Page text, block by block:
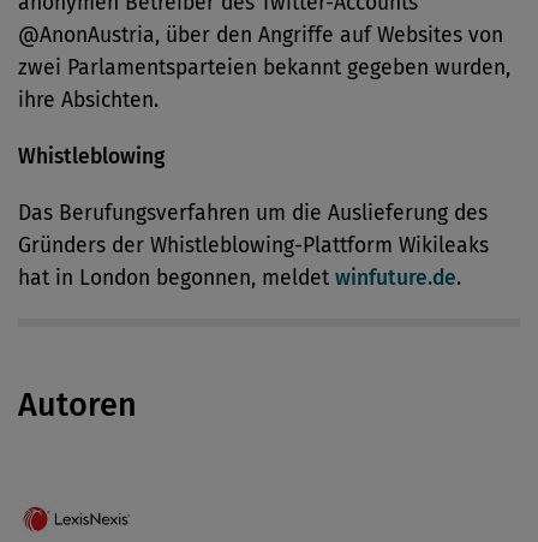
@AnonAustria, über den Angriffe auf Websites von
zwei Parlamentsparteien bekannt gegeben wurden,
ihre Absichten.
Whistleblowing
Das Berufungsverfahren um die Auslieferung des
Gründers der Whistleblowing-Plattform Wikileaks
hat in London begonnen, meldet winfuture.de.
Autoren